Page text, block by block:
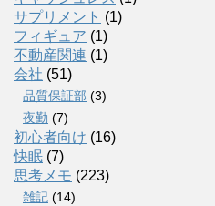
サプリメント (1)
フィギュア (1)
不動産関連 (1)
会社 (51)
品質保証部 (3)
夜勤 (7)
初心者向け (16)
快眠 (7)
思考メモ (223)
雑記 (14)